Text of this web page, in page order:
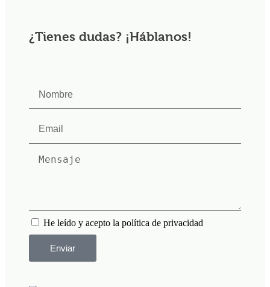
¿Tienes dudas? ¡Háblanos!
He leído y acepto la política de privacidad
Enviar